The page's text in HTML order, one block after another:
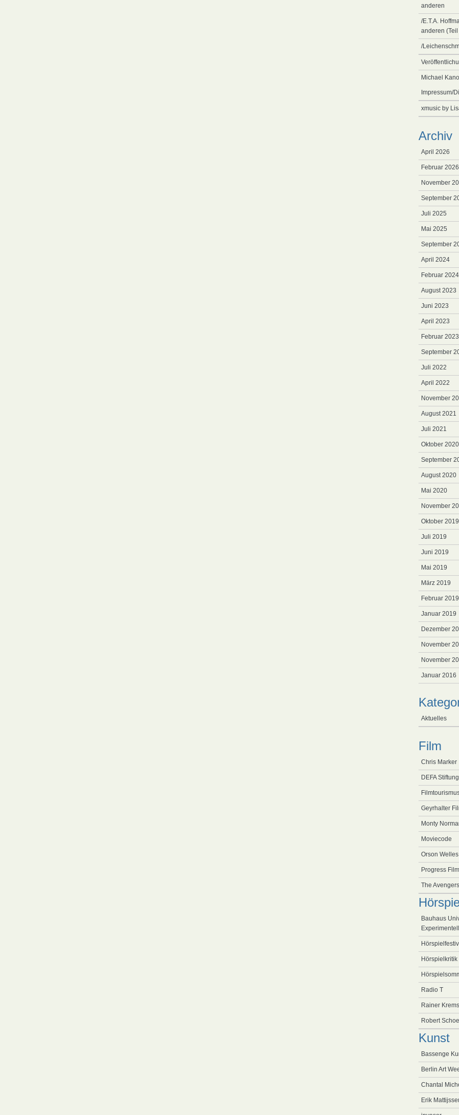
anderen
/E.T.A.
anderen (Teil
/
Michael
Impressum/
xmusic by
Archiv
April 2026
Februar 2026
November
September
Juli 2025
Mai 2025
September
April 2024
Februar 2024
August 2023
Juni 2023
April 2023
Februar 2023
September
Juli 2022
April 2022
November
August 2021
Juli 2021
Oktober 2020
September
August 2020
Mai 2020
November
Oktober 2019
Juli 2019
Juni 2019
Mai 2019
März 2019
Februar 2019
Januar 2019
Dezember
November
November
Januar 2016
Aktuelles
Film
Chris Marker
DEFA Stiftung
Geyrhalter
Monty
Moviecode
Orson Welles
Progress
The Avengers
Bauhaus
Hörspielkritik
Radio T
Rainer
Robert
Kunst
Bassenge
Berlin Art
Chantal
Erik